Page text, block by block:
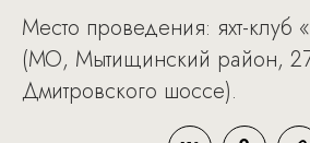
Место проведения: яхт-клуб
(МО, Мытищинский район,
Дмитровского шоссе).